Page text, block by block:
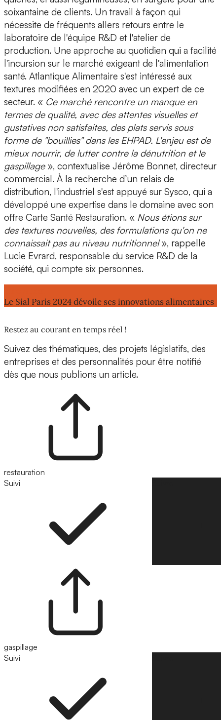
soixantaine de clients. Un travail à façon qui
nécessite de fréquents allers retours entre le
laboratoire de l'équipe R&D et l'atelier de
production. Une approche au quotidien qui a facilité
l'incursion sur le marché exigeant de l'alimentation
santé. Atlantique Alimentaire s'est intéressé aux
textures modifiées en 2020 avec un expert de ce
secteur. « Ce marché rencontre un manque en
termes de qualité, avec des attentes visuelles et
gustatives non satisfaites, des plats servis sous
forme de "bouillies" dans les EHPAD. L'enjeu est de
mieux nourrir, de lutter contre la dénutrition et le
gaspillage», contextualise Jérôme Bonnet, directeur
commercial. À la recherche d’un relais de
distribution, l'industriel s'est appuyé sur Sysco, qui a
développé une expertise dans le domaine avec son
offre Carte Santé Restauration. « Nous étions sur
des textures nouvelles, des formulations qu'on ne
connaissait pas au niveau nutritionnel», rappelle
Lucie Evrard, responsable du service R&D de la
société, qui compte six personnes.
Le Sial Paris 2024 dévoile ses innovations alimentaires
Restez au courant en temps réel !
Suivez des thématiques, des projets législatifs, des
entreprises et des personnalités pour être notifié
dès que nous publions un article.
restauration
Suivi
gaspillage
Suivi